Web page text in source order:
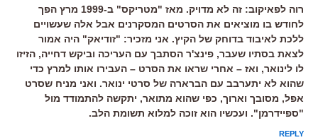
רוה לפאיקוב: זה לא מדויק. מאז "מטריקס" ב-1999 מרץ הפך
לחודש בו מוציאים את הסרטים המסקרנים אבל אלה שעשויים
ללכת לאיבוד בדוחק של הקיץ. אני מזכיר: "זודיאק" היה אמור
לצאת בסתיו שעבר, פינצ'ר הסתבך עם העריכה וביקש דחייה, הזיזו
לו לינואר, ואז – אחרי שראו את הסרט – העבירו אותו למרץ כדי
שהוא לא יתערבב עם הברארה של סרטי ינואר. ואני מניח שסרט
אפל, מסובך וארוך, כפי שהוא מתואר, יתקשה להתמודד מול
"ספיידרמן". ועכשיו הוא זוכה למלוא תשומת הלב.
REPLY